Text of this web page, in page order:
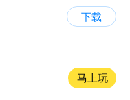
下载
马上玩